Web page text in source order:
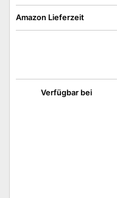
Verfügbar bei
Amazon Lieferzeit